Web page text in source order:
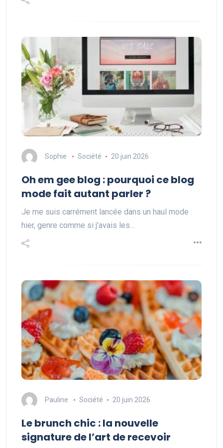
Sophie Société 20 juin 2026
Oh em gee blog : pourquoi ce blog
mode fait autant parler ?
Je me suis carrément lancée dans un haul mode
hier, genre comme si j’avais les…
Pauline Société 20 juin 2026
Le brunch chic : la nouvelle
signature de l’art de recevoir